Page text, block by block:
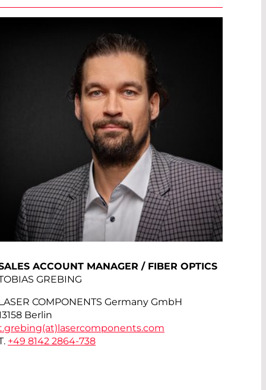
ACCOUNT MANAGER / FIBER OPTICS
GREBING
COMPONENTS Germany GmbH
Berlin
lasercomponents.com
+49 8142 2864-738